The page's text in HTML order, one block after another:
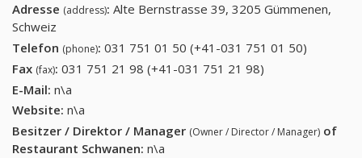
Adresse (address): Alte Bernstrasse 39, 3205 Gümmenen,
Schweiz
Telefon (phone): 031 751 01 50 (+41-031 751 01 50)
Fax (fax): 031 751 21 98 (+41-031 751 21 98)
E-Mail: n\a
Website: n\a
Besitzer / Direktor / Manager (Owner / Director / Manager) of
Restaurant Schwanen: n\a